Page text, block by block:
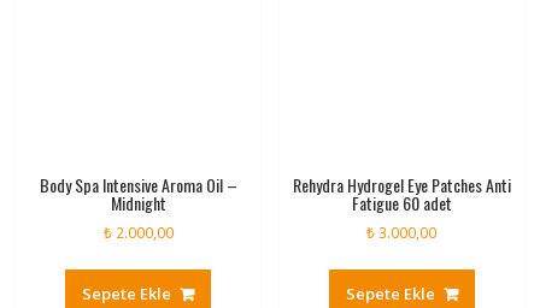
Body Spa Intensive Aroma Oil –
Midnight
₺2.000,00
Sepete Ekle
Rehydra Hydrogel Eye Patches Anti
Fatigue 60 adet
₺3.000,00
Sepete Ekle